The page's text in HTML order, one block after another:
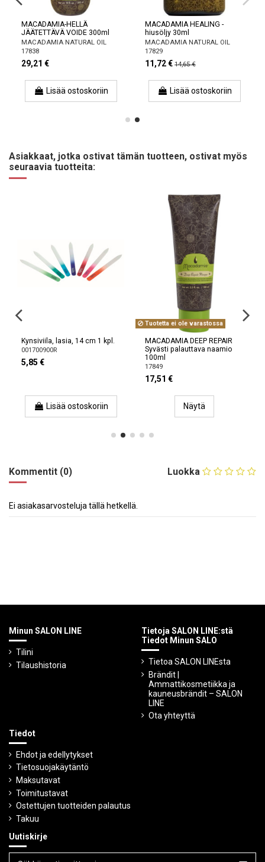
MACADAMIA-HELLÄ
JÄÄTETTÄVÄ VOIDE 300ml
MACADAMIA NATURAL OIL
17838
29,21 €
Lisää ostoskoriin
MACADAMIA HEALING -
hiusöljy 30ml
MACADAMIA NATURAL OIL
17829
11,72 € 14,65 €
Lisää ostoskoriin
Asiakkaat, jotka ostivat tämän tuotteen, ostivat myös
seuraavia tuotteita:
Kynsiviila, lasia, 14 cm 1 kpl.
001700900R
5,85 €
Lisää ostoskoriin
Tuotetta ei ole varastossa
MACADAMIA DEEP REPAIR
Syvästi palauttava naamio
100ml
17849
17,51 €
Näytä
Luokka
Kommentit (0)
Ei asiakasarvosteluja tällä hetkellä.
Minun SALON LINE
Tilini
Tilaushistoria
Tietoja SALON LINE:stä
Tiedot Minun SALO
Tietoa SALON LINEsta
Brändit |
Ammattikosmetiikka ja
kauneusbrändit – SALON
LINE
Ota yhteyttä
Tiedot
Ehdot ja edellytykset
Tietosuojakäytäntö
Maksutavat
Toimitustavat
Ostettujen tuotteiden palautus
Takuu
Uutiskirje